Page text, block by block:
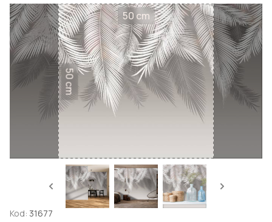
50 cm
50 cm
Kod: 31677